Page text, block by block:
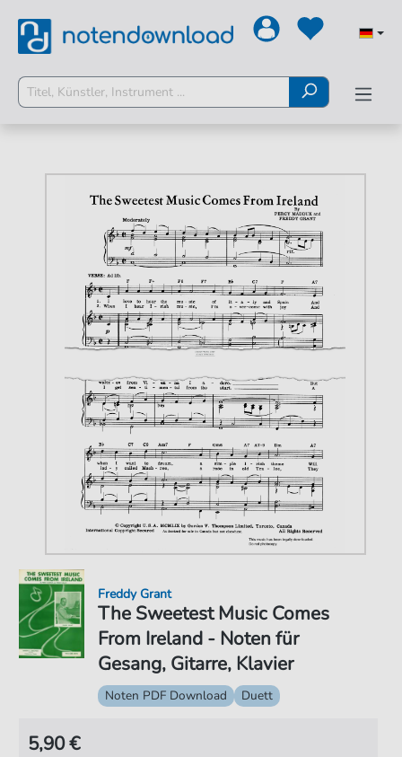
The Sweetest Music Comes
From Ireland - Noten für
Gesang, Gitarre, Klavier
Freddy Grant
Noten PDF Download Duett
5,90 €